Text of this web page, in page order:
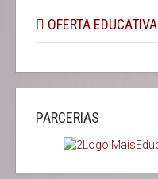
OFERTA EDUCATIVA
PARCERIAS